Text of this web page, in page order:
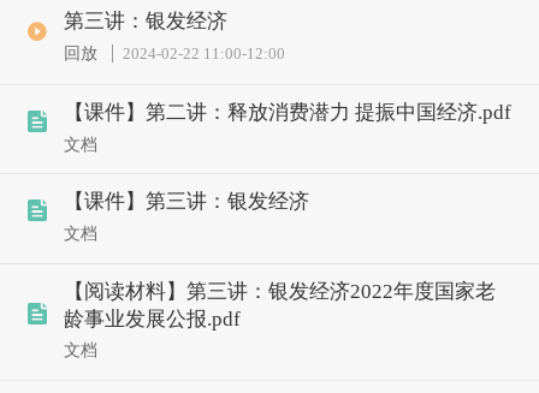
第三讲：银发经济
回放 2024-02-22 11:00-12:00
【课件】第二讲：释放消费潜力 提振中国经济.pdf
文档
【课件】第三讲：银发经济
文档
【阅读材料】第三讲：银发经济2022年度国家老
龄事业发展公报.pdf
文档